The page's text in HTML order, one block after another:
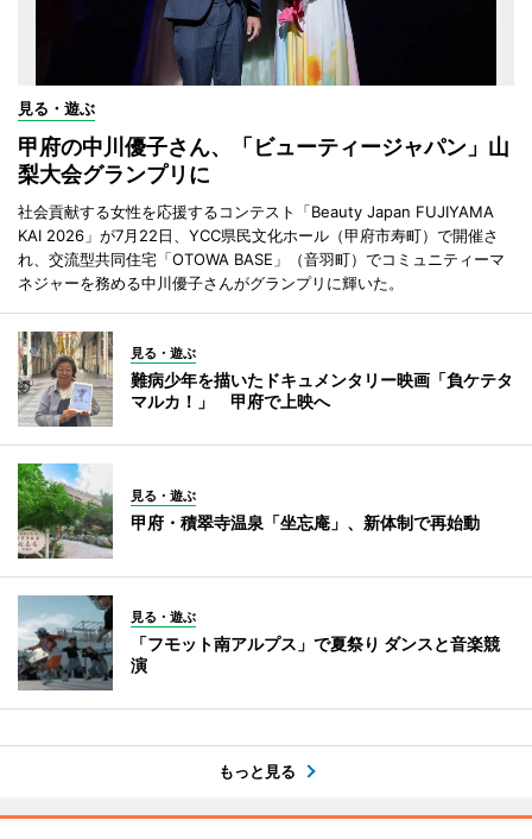
見る・遊ぶ
甲府の中川優子さん、「ビューティージャパン」山
梨大会グランプリに
社会貢献する女性を応援するコンテスト「Beauty Japan FUJIYAMA
KAI 2026」が7月22日、YCC県民文化ホール（甲府市寿町）で開催さ
れ、交流型共同住宅「OTOWA BASE」（音羽町）でコミュニティーマ
ネジャーを務める中川優子さんがグランプリに輝いた。
見る・遊ぶ
難病少年を描いたドキュメンタリー映画「負ケテタ
マルカ！」 甲府で上映へ
見る・遊ぶ
甲府・積翠寺温泉「坐忘庵」、新体制で再始動
見る・遊ぶ
「フモット南アルプス」で夏祭り ダンスと音楽競
演
もっと見る